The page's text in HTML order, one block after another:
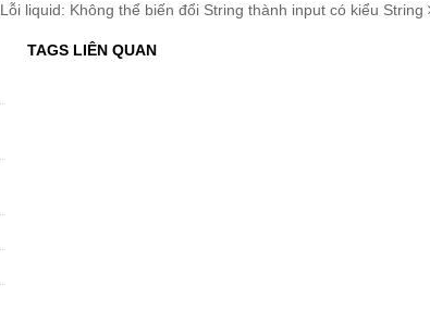
Lỗi liquid: Không thể biến đổi String thành input có kiểu String
TAGS LIÊN QUAN